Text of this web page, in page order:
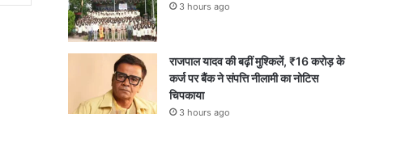
3 hours ago
राजपाल यादव की बढ़ीं मुश्किलें, ₹16 करोड़ के
कर्ज पर बैंक ने संपत्ति नीलामी का नोटिस
चिपकाया
3 hours ago